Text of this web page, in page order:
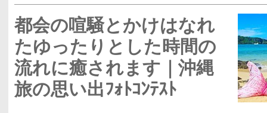
都会の喧騒とかけはなれ
たゆったりとした時間の
流れに癒されます｜沖縄
旅の思い出ﾌｫﾄｺﾝﾃｽﾄ